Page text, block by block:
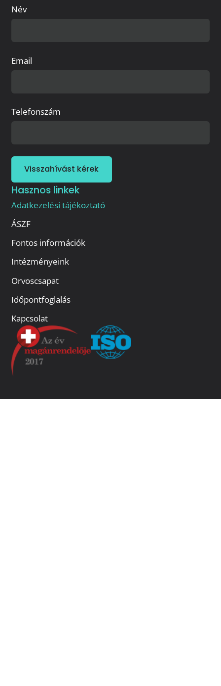
Hasznos linkek
Adatkezelési tájékoztató
ÁSZF
Fontos információk
Intézményeink
Orvoscsapat
Időpontfoglalás
Kapcsolat
Név
Email
Telefonszám
Visszahívást kérek